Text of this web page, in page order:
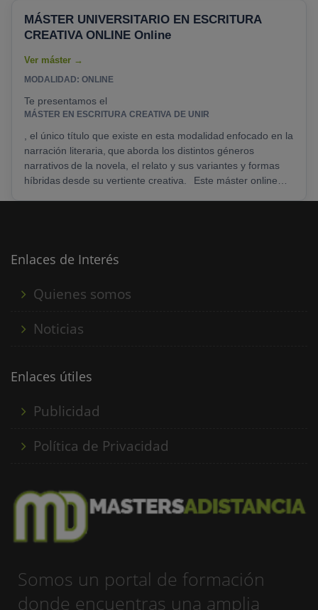
entorno digital.Ventajas1. Desarrollo de Habilidades
Literarias y Profesionales: Este máster aborda tanto los
MÁSTER UNIVERSITARIO EN ESCRITURA
CREATIVA ONLINE Online
MODALIDAD: ONLINE
Te presentamos el
MÁSTER EN ESCRITURA CREATIVA DE UNIR
, el único título que existe en esta modalidad enfocado en la
narración literaria, que aborda los distintos géneros
narrativos de la novela, el relato y sus variantes y formas
híbridas desde su vertiente creativa. Este máster online
Enlaces de Interés
Quienes somos
Noticias
Enlaces útiles
Publicidad
Política de Privacidad
Somos un portal de formación
donde encuentras una amplia